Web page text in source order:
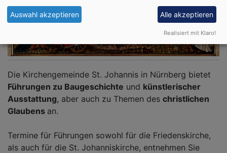
Die Kirchengemeinde St. Johannis in Nürnberg bietet
Führungen zu Baugeschichte und künstlerischer
Ausstattung, aber auch zu Themen des christlichen
Glaubens an.
Termine für Führungen sowohl für die Friedenskirche,
als auch für die St. Johanniskirche, entnehmen Sie
Auswahl akzeptieren Alle akzeptieren
Realisiert mit Klaro!